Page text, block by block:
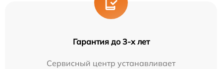
Гарантия до 3-х лет
Сервисный центр устанавливает